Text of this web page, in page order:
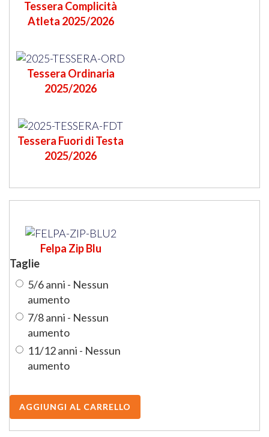
Tessera Complicità
Atleta 2025/2026
Tessera Ordinaria
2025/2026
Tessera Fuori di Testa
2025/2026
Felpa Zip Blu
Taglie
5/6 anni - Nessun
aumento
7/8 anni - Nessun
aumento
11/12 anni - Nessun
aumento